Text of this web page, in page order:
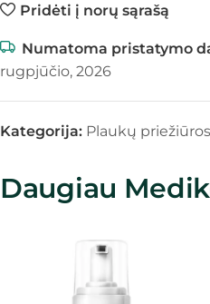
Pridėti į norų sąrašą
Numatoma pristatymo
rugpjūčio, 2026
Kategorija: Plaukų
Daugiau